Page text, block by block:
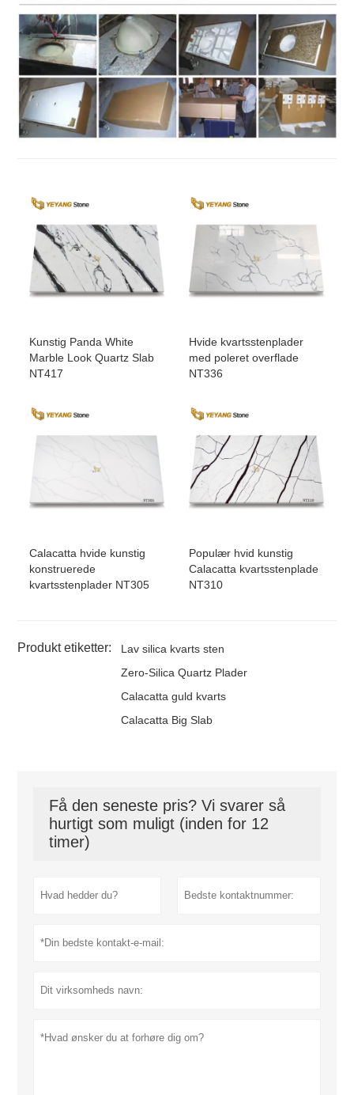
Kunstig Panda White
Marble Look Quartz Slab
NT417
Hvide kvartsstenplader
med poleret overflade
NT336
Calacatta hvide kunstig
konstruerede
kvartsstenplader NT305
Populær hvid kunstig
Calacatta kvartsstenplade
NT310
Produkt etiketter:
Lav silica kvarts sten
Zero-Silica Quartz Plader
Calacatta guld kvarts
Calacatta Big Slab
Få den seneste pris? Vi svarer så
hurtigt som muligt (inden for 12
timer)